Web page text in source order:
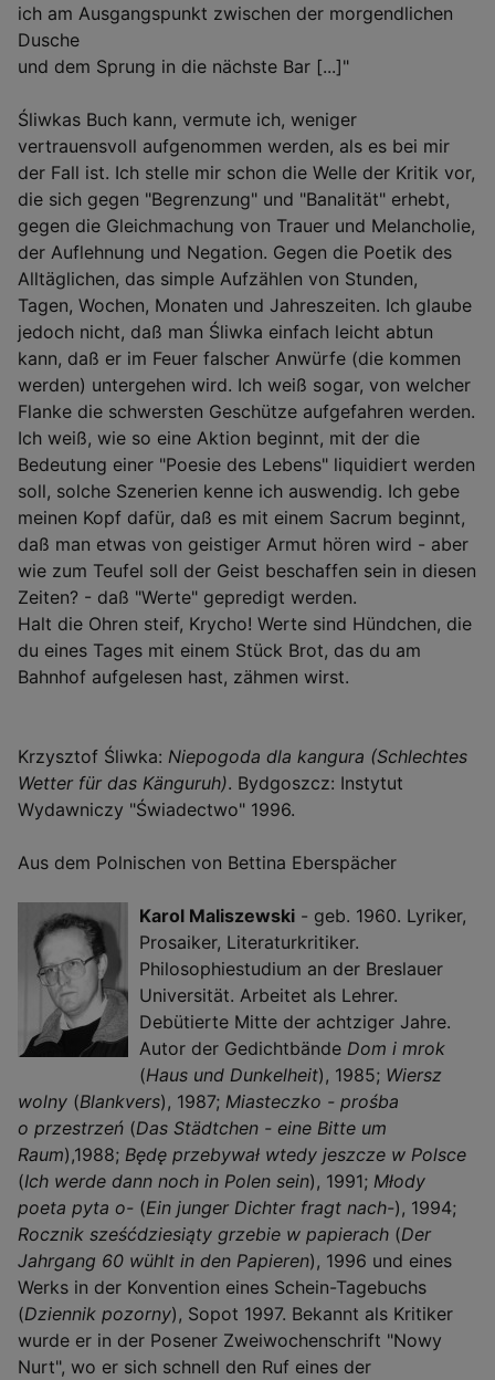
ich am Ausgangspunkt zwischen der morgendlichen
Dusche
und dem Sprung in die nächste Bar [...]"
Śliwkas Buch kann, vermute ich, weniger
vertrauensvoll aufgenommen werden, als es bei mir
der Fall ist. Ich stelle mir schon die Welle der Kritik vor,
die sich gegen "Begrenzung" und "Banalität" erhebt,
gegen die Gleichmachung von Trauer und Melancholie,
der Auflehnung und Negation. Gegen die Poetik des
Alltäglichen, das simple Aufzählen von Stunden,
Tagen, Wochen, Monaten und Jahreszeiten. Ich glaube
jedoch nicht, daß man Śliwka einfach leicht abtun
kann, daß er im Feuer falscher Anwürfe (die kommen
werden) untergehen wird. Ich weiß sogar, von welcher
Flanke die schwersten Geschütze aufgefahren werden.
Ich weiß, wie so eine Aktion beginnt, mit der die
Bedeutung einer "Poesie des Lebens" liquidiert werden
soll, solche Szenerien kenne ich auswendig. Ich gebe
meinen Kopf dafür, daß es mit einem Sacrum beginnt,
daß man etwas von geistiger Armut hören wird - aber
wie zum Teufel soll der Geist beschaffen sein in diesen
Zeiten? - daß "Werte" gepredigt werden.
Halt die Ohren steif, Krycho! Werte sind Hündchen, die
du eines Tages mit einem Stück Brot, das du am
Bahnhof aufgelesen hast, zähmen wirst.
Krzysztof Śliwka: Niepogoda dla kangura (Schlechtes
Wetter für das Känguruh). Bydgoszcz: Instytut
Wydawniczy "Świadectwo" 1996.
Aus dem Polnischen von Bettina Eberspächer
Karol Maliszewski - geb. 1960. Lyriker,
Prosaiker, Literaturkritiker.
Philosophiestudium an der Breslauer
Universität. Arbeitet als Lehrer.
Debütierte Mitte der achtziger Jahre.
Autor der Gedichtbände Dom i mrok
(Haus und Dunkelheit), 1985; Wiersz
wolny (Blankvers), 1987; Miasteczko - prośba
o przestrzeń (Das Städtchen - eine Bitte um
Raum),1988; Będę przebywał wtedy jeszcze w Polsce
(Ich werde dann noch in Polen sein), 1991; Młody
poeta pyta o- (Ein junger Dichter fragt nach-), 1994;
Rocznik sześćdziesiąty grzebie w papierach (Der
Jahrgang 60 wühlt in den Papieren), 1996 und eines
Werks in der Konvention eines Schein-Tagebuchs
(Dziennik pozorny), Sopot 1997. Bekannt als Kritiker
wurde er in der Posener Zweiwochenschrift "Nowy
Nurt", wo er sich schnell den Ruf eines der